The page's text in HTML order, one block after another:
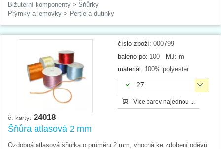
Bižuterní komponenty > Šňůrky
Prýmky a lemovky > Pertle a dutinky
číslo zboží: 000799
baleno po: 100 MJ: m
materiál: 100% polyester
27
Více barev najednou ...
č. karty: 24018
Šňůra atlasová 2 mm
Ozdobná atlasová šňůrka o průměru 2 mm, vhodná ke zdobení oděvů